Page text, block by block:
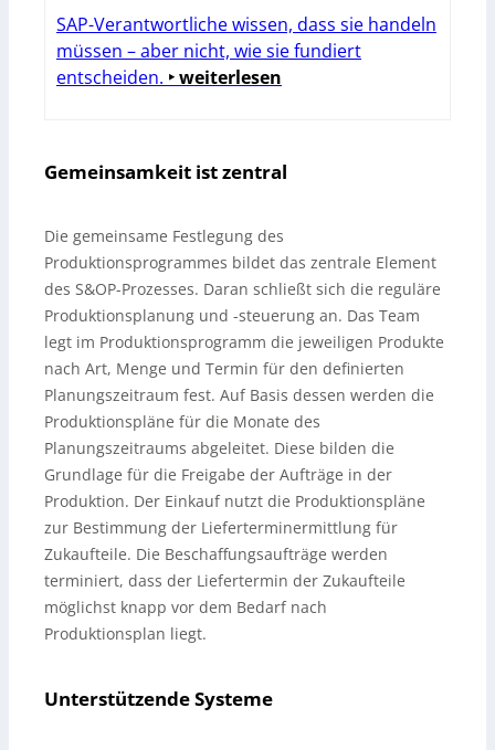
SAP-Verantwortliche wissen, dass sie handeln
müssen – aber nicht, wie sie fundiert
entscheiden. ‣ weiterlesen
Gemeinsamkeit ist zentral
Die gemeinsame Festlegung des
Produktionsprogrammes bildet das zentrale Element
des S&OP-Prozesses. Daran schließt sich die reguläre
Produktionsplanung und -steuerung an. Das Team
legt im Produktionsprogramm die jeweiligen Produkte
nach Art, Menge und Termin für den definierten
Planungszeitraum fest. Auf Basis dessen werden die
Produktionspläne für die Monate des
Planungszeitraums abgeleitet. Diese bilden die
Grundlage für die Freigabe der Aufträge in der
Produktion. Der Einkauf nutzt die Produktionspläne
zur Bestimmung der Lieferterminermittlung für
Zukaufteile. Die Beschaffungsaufträge werden
terminiert, dass der Liefertermin der Zukaufteile
möglichst knapp vor dem Bedarf nach
Produktionsplan liegt.
Unterstützende Systeme